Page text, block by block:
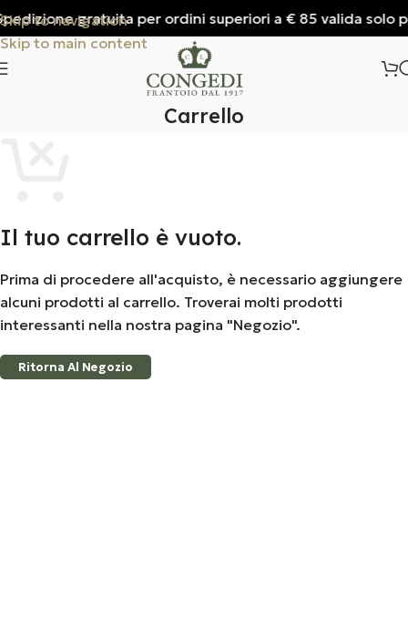
Skip to navigation
Skip to main content
gratuita per ordini superiori a € 85 valida solo
Carrello
Il tuo carrello è vuoto.
Prima di procedere all'acquisto, è necessario aggiungere
alcuni prodotti al carrello. Troverai molti prodotti
interessanti nella nostra pagina "Negozio".
Ritorna Al Negozio